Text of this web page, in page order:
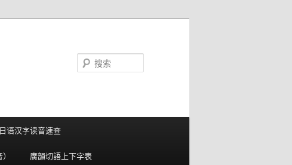
日语汉字读音速查
廣韻切語上下字表